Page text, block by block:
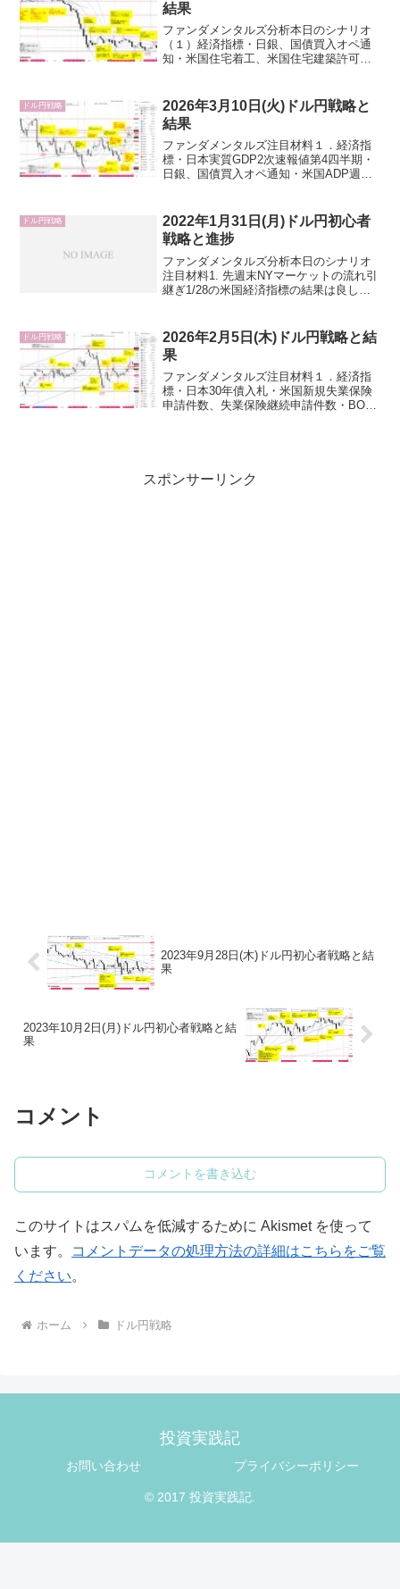
結果
ファンダメンタルズ分析本日のシナリオ
（１）経済指標・日銀、国債買入オペ通
知・米国住宅着工、米国住宅建築許可・
債入札・米国ベージュブック（地区連銀
経済報告）（２）...
ドル円戦略
2026年3月10日(火)ドル円戦略と
結果
ファンダメンタルズ注目材料１．経済指
標・日本実質GDP2次速報値第4四半期・
日銀、国債買入オペ通知・米国ADP週次
牽制・中村日銀理事（衆院財務金融委員
会）・米国トラン...
ドル円戦略
2022年1月31日(月)ドル円初心者
戦略と進捗
ファンダメンタルズ分析本日のシナリオ
注目材料1. 先週末NYマーケットの流れ引
継ぎ1/28の米国経済指標の結果は良し悪
PCEデフレータより米国雇用コスト指数
だったよ...
ドル円戦略
2026年2月5日(木)ドル円戦略と結
果
ファンダメンタルズ注目材料１．経済指
標・日本30年債入札・米国新規失業保険
申請件数、失業保険継続申請件数・BOE
スポンサーリンク
2023年9月28日(木)ドル円初心者戦略と結
果
2023年10月2日(月)ドル円初心者戦略と結
果
コメント
コメントを書き込む
このサイトはスパムを低減するために Akismet を使って
います。
コメントデータの処理方法の詳細はこちらをご覧
ください。
ホーム ドル円戦略
投資実践記
お問い合わせ プライバシーポリシー
© 2017 投資実践記.